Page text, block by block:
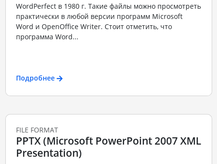
WordPerfect в 1980 г. Такие файлы можно просмотреть
практически в любой версии программ Microsoft
Word и OpenOffice Writer. Стоит отметить, что
программа Word...
Подробнее
FILE FORMAT
PPTX (Microsoft PowerPoint 2007 XML
Presentation)